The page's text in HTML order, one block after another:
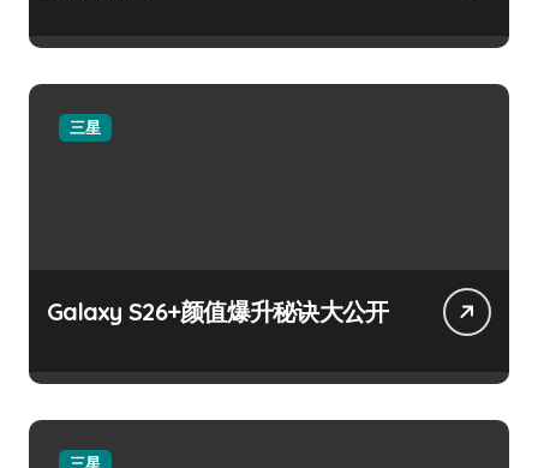
三星
Galaxy S26+颜值爆升秘诀大公开
三星